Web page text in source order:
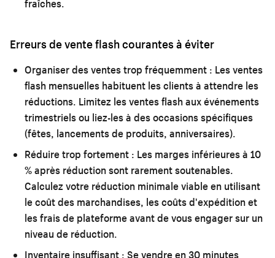
fraîches.
Erreurs de vente flash courantes à éviter
Organiser des ventes trop fréquemment : Les ventes
flash mensuelles habituent les clients à attendre les
réductions. Limitez les ventes flash aux événements
trimestriels ou liez-les à des occasions spécifiques
(fêtes, lancements de produits, anniversaires).
Réduire trop fortement : Les marges inférieures à 10
% après réduction sont rarement soutenables.
Calculez votre réduction minimale viable en utilisant
le coût des marchandises, les coûts d'expédition et
les frais de plateforme avant de vous engager sur un
niveau de réduction.
Inventaire insuffisant : Se vendre en 30 minutes